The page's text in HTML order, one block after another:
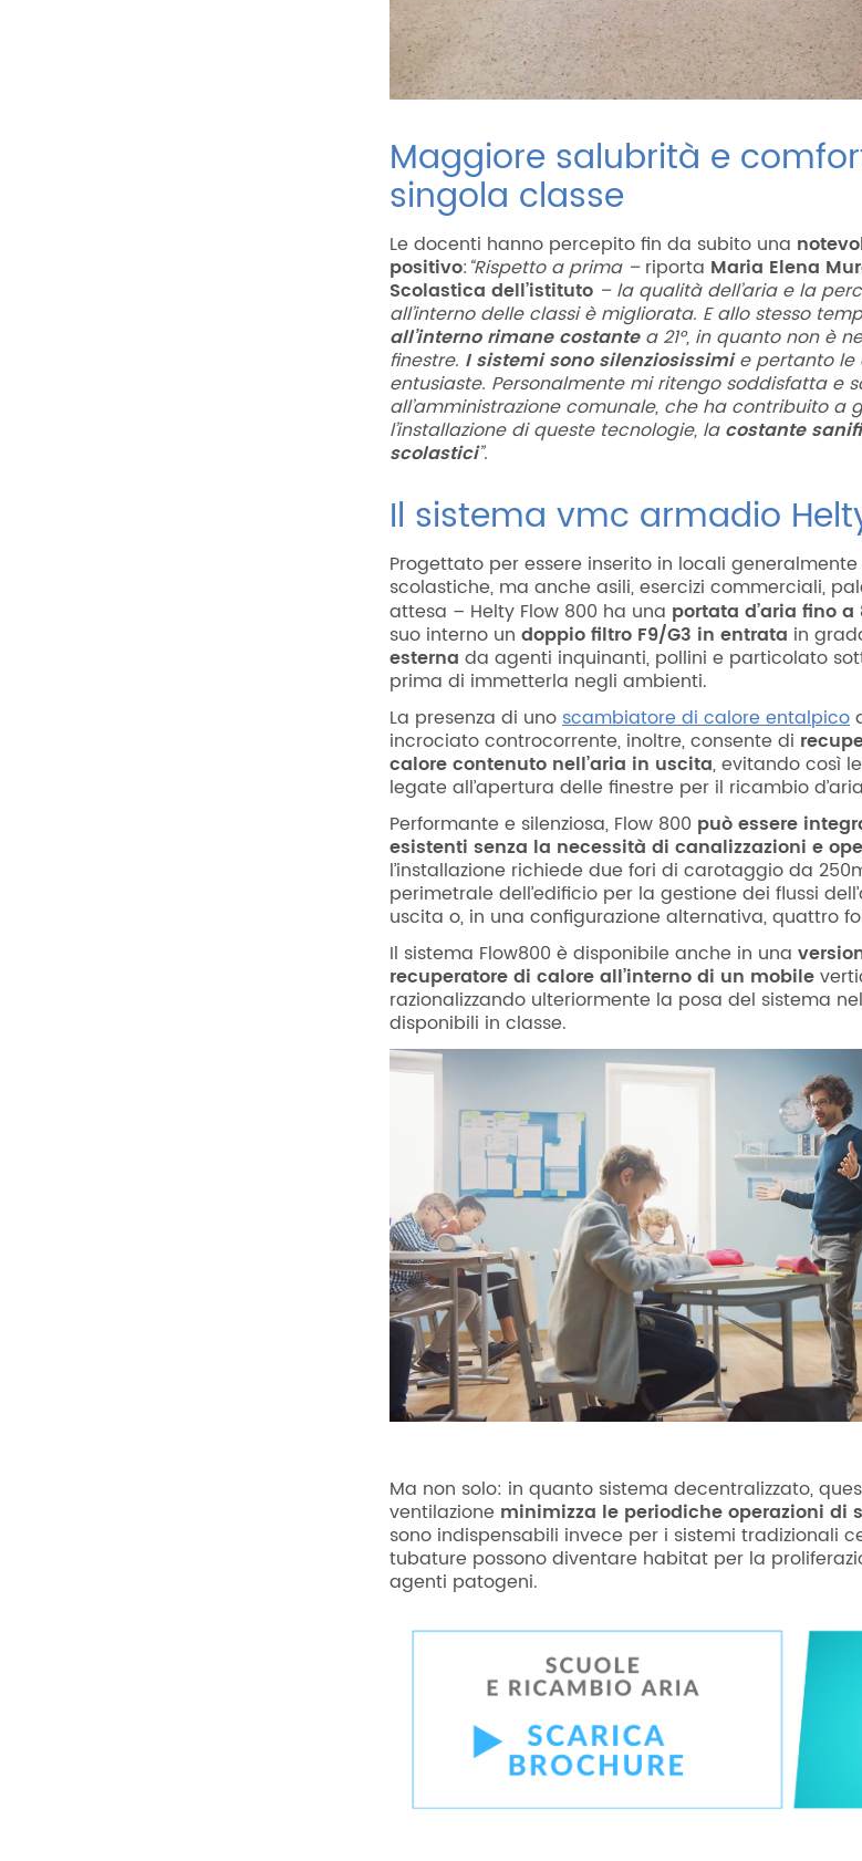
Maggiore salubrità e
singola classe
Le docenti hanno percepito fin da subito una
positivo:“Rispetto a prima –riporta Maria Elena
Scolastica dell’istituto – la qualità dell’aria e la
all’interno delle classi è migliorata. E allo stesso
all’interno rimane costantea 21°, in quanto non è
finestre. I sistemi sono silenziosissimie pertanto le
entusiaste. Personalmente mi ritengo soddisfatta e
all’amministrazione comunale, che ha contribuito a
l’installazione di queste tecnologie, lacostante
scolastici”.
Il sistema vmc armadio
Progettato per essere inserito in locali
scolastiche, ma anche asili, esercizi commerciali,
attesa – Helty Flow 800 ha una portata d’aria fino a
suo interno un doppio filtro F9/G3 in entrata in
esterna da agenti inquinanti, pollini e particolato
prima di immetterla negli ambienti.
La presenza di unoscambiatore di calore entalpico
incrociato controcorrente, inoltre, consente di
calore contenuto nell’aria in uscita, evitando così
legate all’apertura delle finestre per il ricambio
Performante e silenziosa, Flow 800 può essere
esistenti senza la necessità di canalizzazioni e
l’installazione richiede due fori di carotaggio da
perimetrale dell’edificio per la gestione dei flussi
uscita o, in una configurazione alternativa, quattro
Il sistema Flow800 è disponibile anche in una
recuperatore di calore all’interno di un mobile
razionalizzando ulteriormente la posa del sistema
disponibili in classe.
Ma non solo: in quanto sistema decentralizzato,
ventilazione minimizza le periodiche operazioni di
sono indispensabili invece per i sistemi tradizionali
tubature possono diventare habitat per la
agenti patogeni.